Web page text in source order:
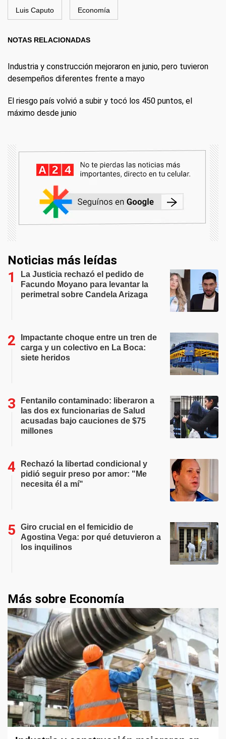
Luis Caputo Economía
NOTAS RELACIONADAS
Industria y construcción mejoraron en junio, pero tuvieron
desempeños diferentes frente a mayo
El riesgo país volvió a subir y tocó los 450 puntos, el
máximo desde junio
Noticias más leídas
La Justicia rechazó el pedido de
Facundo Moyano para levantar la
perimetral sobre Candela Arizaga
Impactante choque entre un tren de
carga y un colectivo en La Boca:
siete heridos
Fentanilo contaminado: liberaron a
las dos ex funcionarias de Salud
acusadas bajo cauciones de $75
millones
Rechazó la libertad condicional y
pidió seguir preso por amor: "Me
necesita él a mí"
Giro crucial en el femicidio de
Agostina Vega: por qué detuvieron a
los inquilinos
Más sobre Economía